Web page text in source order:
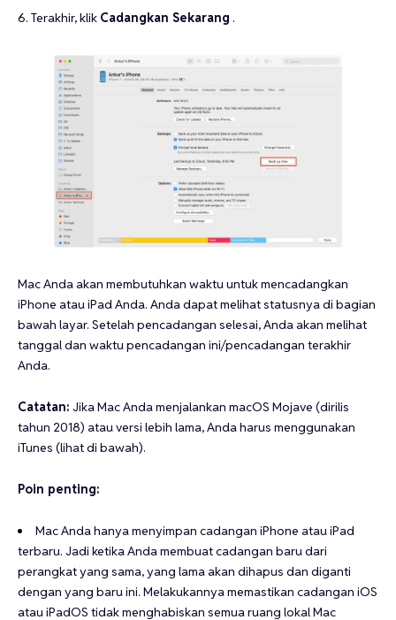
Terakhir, klik Cadangkan Sekarang .
Mac Anda akan membutuhkan waktu untuk mencadangkan
iPhone atau iPad Anda. Anda dapat melihat statusnya di bagian
bawah layar. Setelah pencadangan selesai, Anda akan melihat
tanggal dan waktu pencadangan ini/pencadangan terakhir
Anda.
Catatan: Jika Mac Anda menjalankan macOS Mojave (dirilis
tahun 2018) atau versi lebih lama, Anda harus menggunakan
iTunes (lihat di bawah).
Poin penting:
Mac Anda hanya menyimpan cadangan iPhone atau iPad
terbaru. Jadi ketika Anda membuat cadangan baru dari
perangkat yang sama, yang lama akan dihapus dan diganti
dengan yang baru ini. Melakukannya memastikan cadangan iOS
atau iPadOS tidak menghabiskan semua ruang lokal Mac